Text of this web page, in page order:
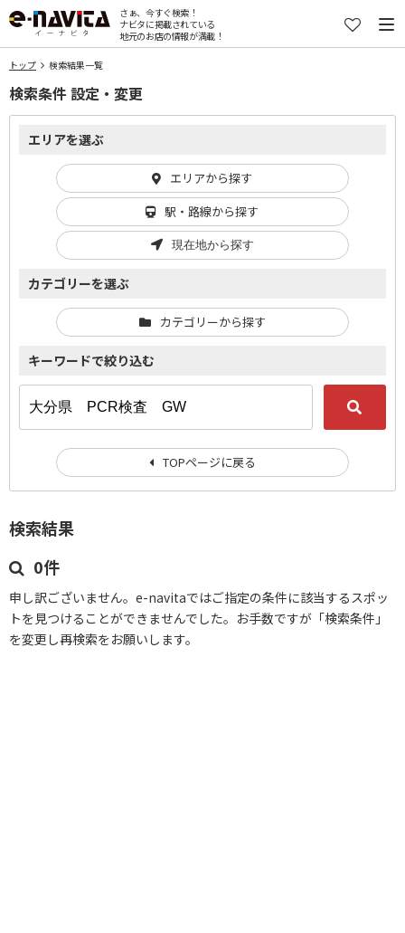
さぁ、今すぐ検索！
ナビタに掲載されている
地元のお店の情報が満載！
トップ 検索結果一覧
検索結果
0件
申し訳ございません。e-navitaではご指定の条件に該当するスポッ
トを見つけることができませんでした。お手数ですが「検索条件」
を変更し再検索をお願いします。
検索条件 設定・変更
エリアを選ぶ
エリアから探す
駅・路線から探す
現在地から探す
カテゴリーを選ぶ
カテゴリーから探す
キーワードで絞り込む
TOPページに戻る